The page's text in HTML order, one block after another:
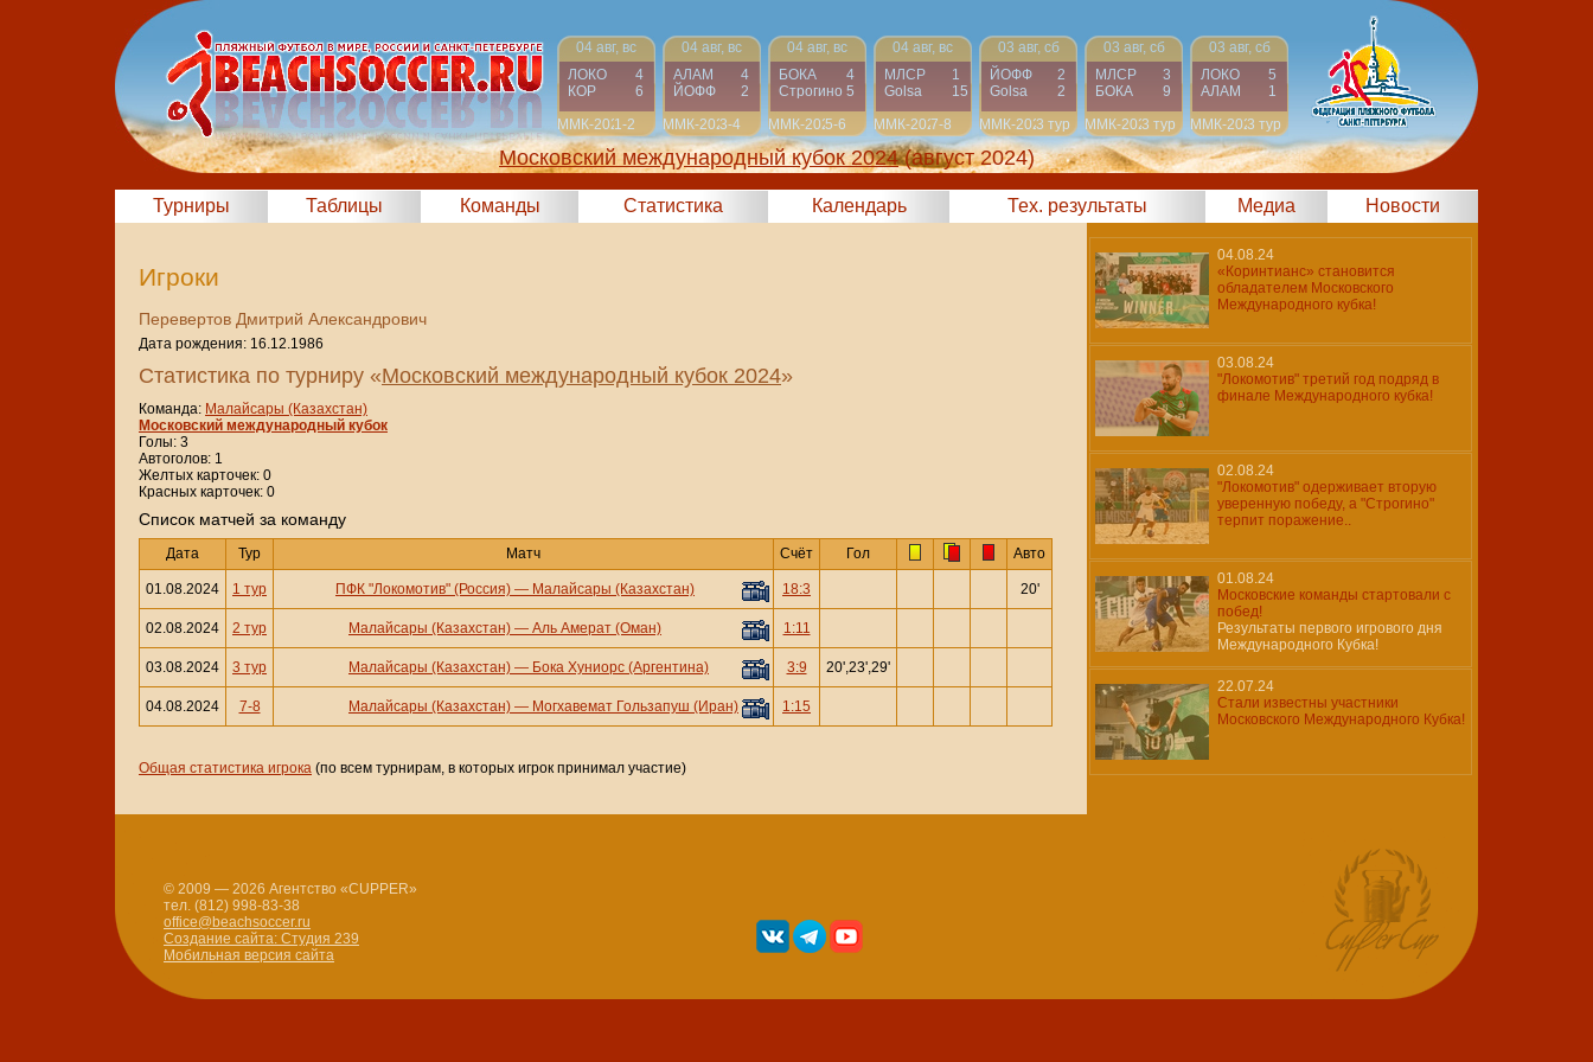
04 авг, вс
ЛОКО
4
КОР
6
ММК-20241-2
04 авг, вс
АЛАМ
4
ЙОФФ
2
ММК-20243-4
04 авг, вс
БОКА
4
Строгино 5
ММК-2024
5-6
04 авг, вс
МЛСР
1
Golsa
15
ММК-2024
7-8
03 авг, сб
ЙОФФ
2
Golsa
2
ММК-20243 тур
03 авг, сб
МЛСР
3
БОКА
9
ММК-20243 тур
03 авг, сб
ЛОКО
5
АЛАМ
1
ММК-20243 тур
Московский международный кубок 2024 (август 2024)
Турниры Таблицы Команды Статистика Календарь Тех. результаты Медиа Новости
Игроки
Перевертов Дмитрий Александрович
Дата рождения: 16.12.1986
Статистика по турниру «Московский международный кубок 2024»
Команда: Малайсары (Казахстан)
Московский международный кубок
Голы: 3
Автоголов: 1
Желтых карточек: 0
Красных карточек: 0
Cписок матчей за команду
Дата Тур Матч Счёт Гол Авто
01.08.2024 1 тур ПФК "Локомотив" (Россия) — Малайсары (Казахстан) 18:3 20'
02.08.2024 2 тур Малайсары (Казахстан) — Аль Амерат (Оман) 1:11
03.08.2024 3 тур Малайсары (Казахстан) — Бока Хуниорс (Аргентина) 3:9 20',23',29'
04.08.2024 7-8 Малайсары (Казахстан) — Могхавемат Гользапуш (Иран) 1:15
Общая статистика игрока (по всем турнирам, в которых игрок принимал участие)
04.08.24
«Коринтианс» становится
обладателем Московского
Международного кубка!
03.08.24
"Локомотив" третий год подряд в
финале Международного кубка!
02.08.24
"Локомотив" одерживает вторую
уверенную победу, а "Строгино"
терпит поражение..
01.08.24
Московские команды стартовали с
побед!
Результаты первого игрового дня
Международного Кубка!
22.07.24
Стали известны участники
Московского Международного Кубка!
© 2009 — 2026 Агентство «CUPPER»
тел. (812) 998-83-38
office@beachsoccer.ru
Создание сайта: Студия 239
Мобильная версия сайта